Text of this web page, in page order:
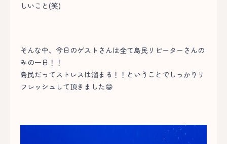
しいこと(笑)
そんな中、今日のゲストさんは全て島民リピーターさんの
みの一日！！
島民だってストレスは溜まる！！ということでしっかりリ
フレッシュして頂きました😁